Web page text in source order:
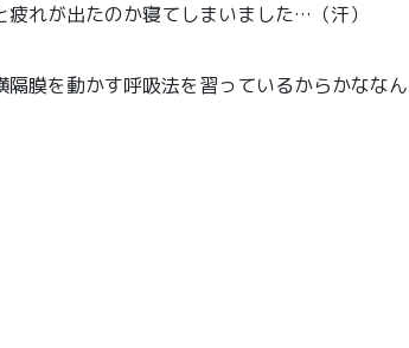
れが出たのか寝てしまいました…（汗）
膜を動かす呼吸法を習っているからかななん